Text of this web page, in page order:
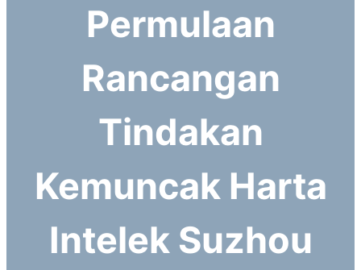
Permulaan
Rancangan
Tindakan
Kemuncak Harta
Intelek Suzhou